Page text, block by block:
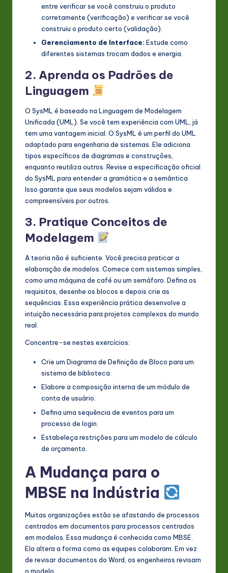
entre verificar se você construiu o produto
corretamente (verificação) e verificar se você
construiu o produto certo (validação).
Gerenciamento de Interface: Estude como
diferentes sistemas trocam dados e energia.
2. Aprenda os Padrões de
Linguagem
O SysML é baseado na Linguagem de Modelagem
Unificada (UML). Se você tem experiência com UML, já
tem uma vantagem inicial. O SysML é um perfil do UML
adaptado para engenharia de sistemas. Ele adiciona
tipos específicos de diagramas e construções,
enquanto reutiliza outros. Revise a especificação oficial
do SysML para entender a gramática e a semântica.
Isso garante que seus modelos sejam válidos e
compreensíveis por outros.
3. Pratique Conceitos de
Modelagem
A teoria não é suficiente. Você precisa praticar a
elaboração de modelos. Comece com sistemas simples,
como uma máquina de café ou um semáforo. Defina os
requisitos, desenhe os blocos e depois crie as
sequências. Essa experiência prática desenvolve a
intuição necessária para projetos complexos do mundo
real.
Concentre-se nestes exercícios:
Crie um Diagrama de Definição de Bloco para um
sistema de biblioteca.
Elabore a composição interna de um módulo de
conta de usuário.
Defina uma sequência de eventos para um
processo de login.
Estabeleça restrições para um modelo de cálculo
de orçamento.
A Mudança para o
MBSE na Indústria
Muitas organizações estão se afastando de processos
centrados em documentos para processos centrados
em modelos. Essa mudança é conhecida como MBSE.
Ela altera a forma como as equipes colaboram. Em vez
de revisar documentos do Word, os engenheiros revisam
o modelo.